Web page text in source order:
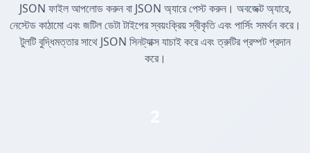
JSON ফাইল আপলোড করুন বা JSON অ্যারে পেস্ট করুন। অবজেক্ট অ্যারে,
নেস্টেড কাঠামো এবং জটিল ডেটা টাইপের স্বয়ংক্রিয় স্বীকৃতি এবং পার্সিং সমর্থন করে।
টুলটি বুদ্ধিমত্তার সাথে JSON সিনট্যাক্স যাচাই করে এবং ত্রুটির প্রম্পট প্রদান
করে।